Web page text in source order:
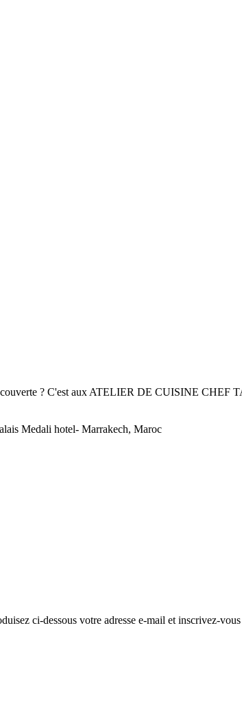
? C'est aux ATELIER DE CUISINE CHEF
Medali hotel- Marrakech, Maroc
ci-dessous votre adresse e-mail et inscrivez-